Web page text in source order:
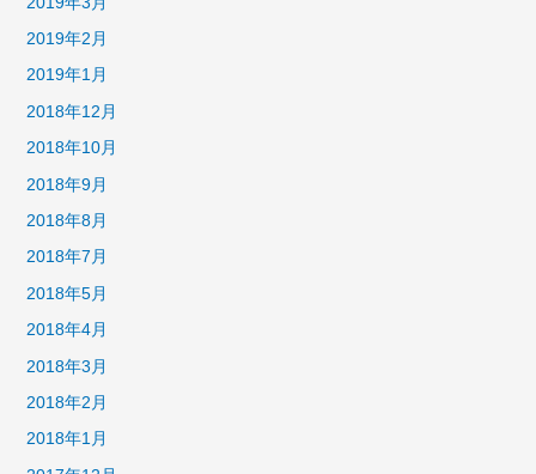
2019年2月
2019年1月
2018年12月
2018年10月
2018年9月
2018年8月
2018年7月
2018年5月
2018年4月
2018年3月
2018年2月
2018年1月